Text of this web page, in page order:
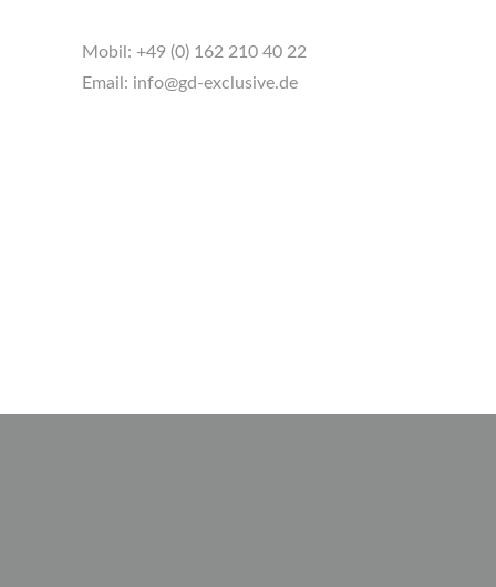
Mobil: +49 (0) 162 210 40 22
Email: info@gd-exclusive.de